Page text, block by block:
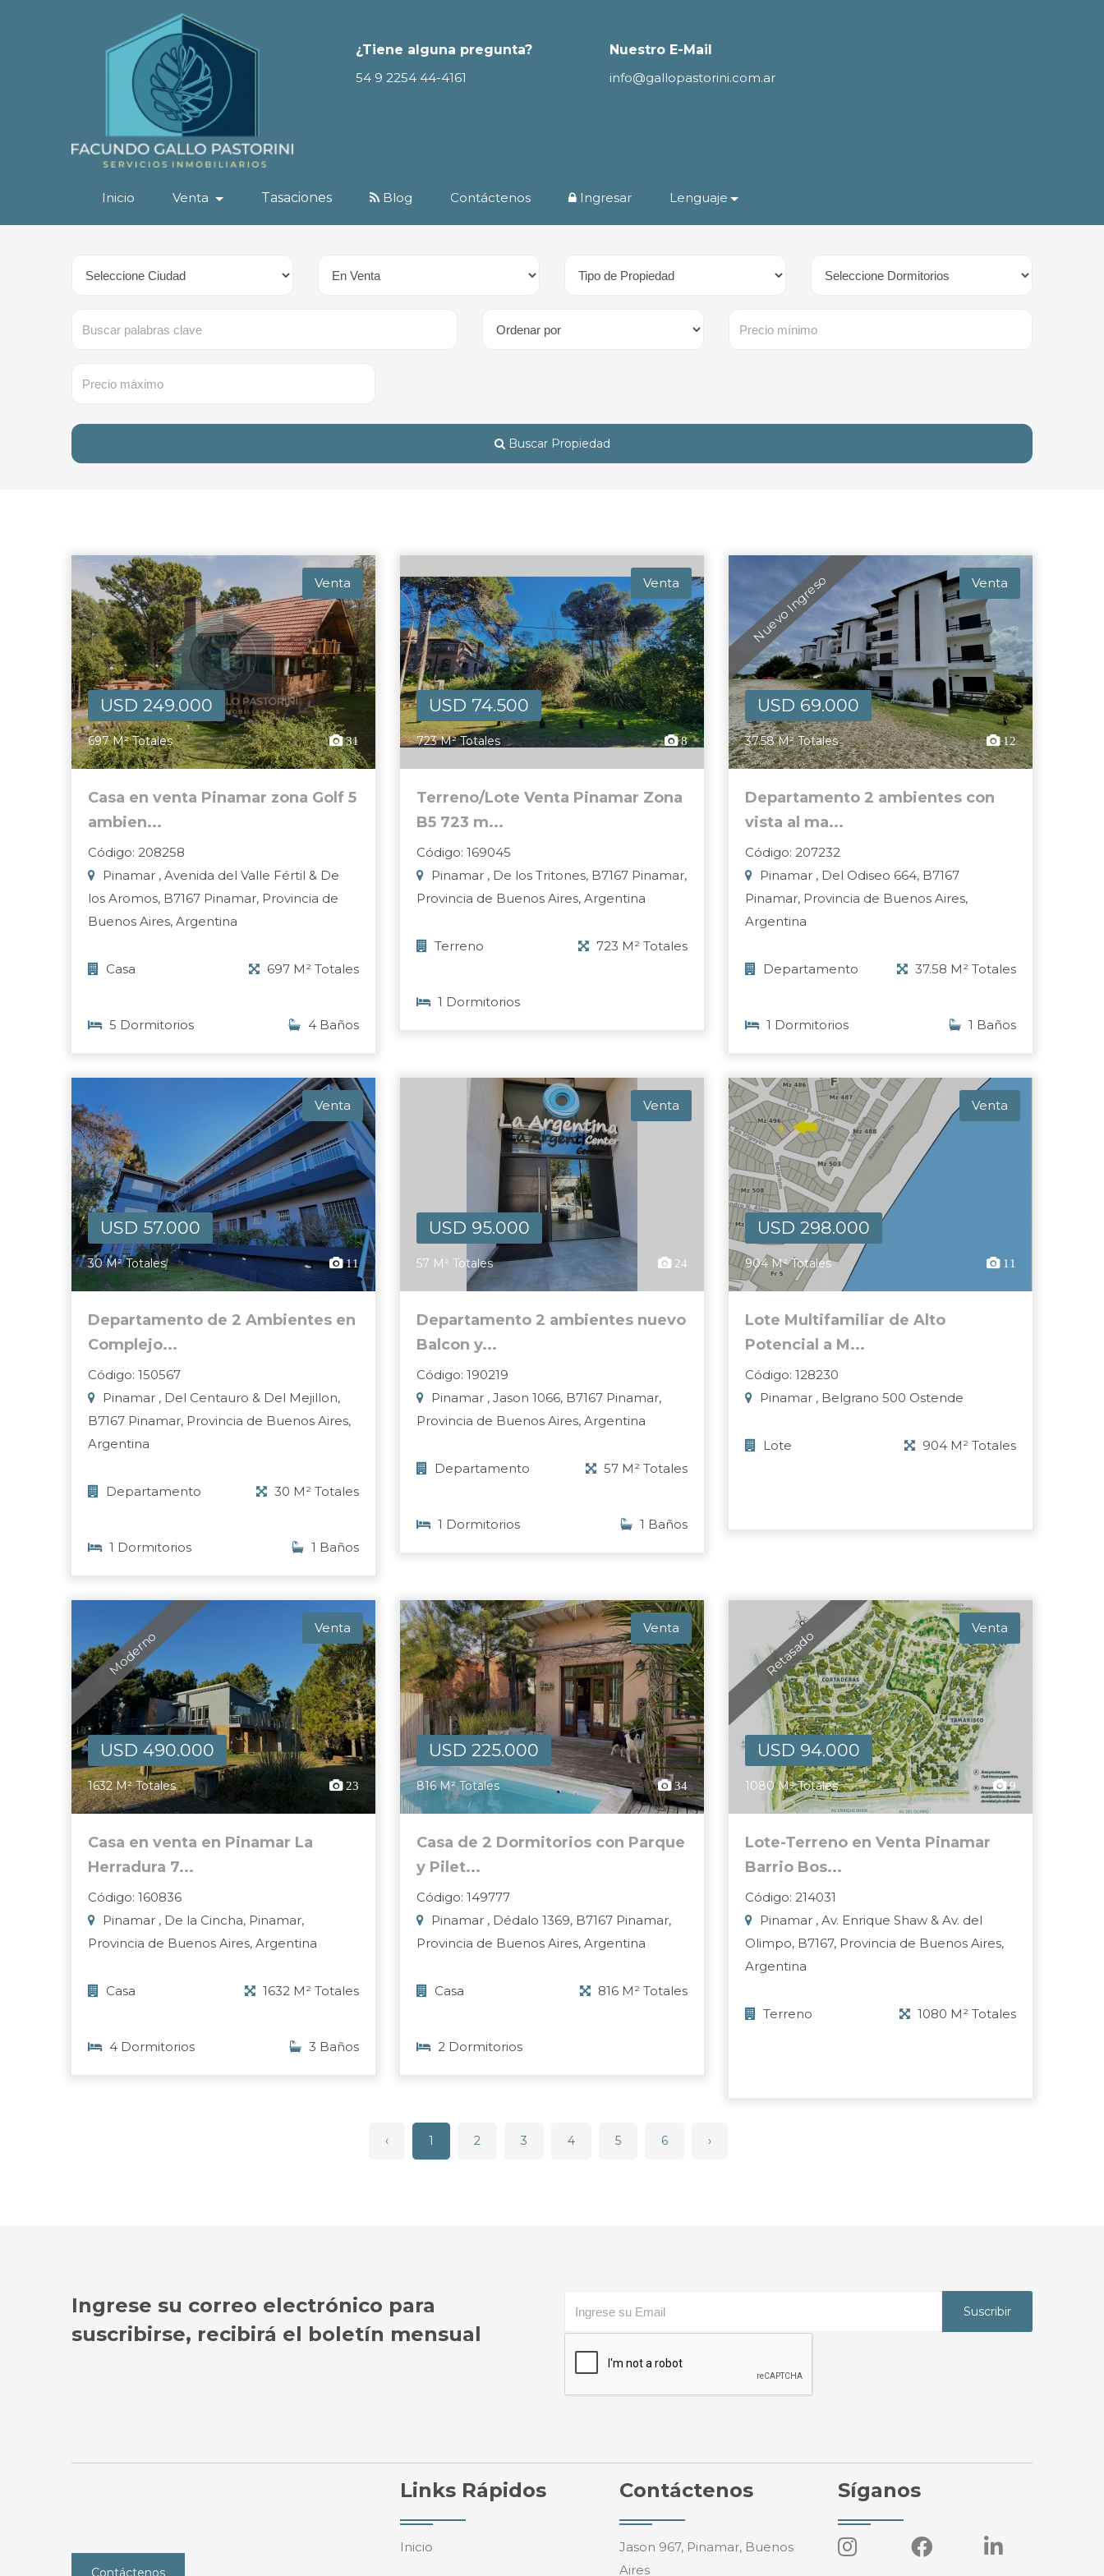
¿Tiene alguna pregunta?
54 9 2254 44-4161
Nuestro E-Mail
info@gallopastorini.com.ar
Inicio Venta Tasaciones Blog Contáctenos Ingresar Lenguaje
Buscar Propiedad
Venta
USD 249.000
697 M² Totales 31
Casa en venta Pinamar zona Golf 5
ambien...
Código: 208258
Pinamar , Avenida del Valle Fértil & De
los Aromos, B7167 Pinamar, Provincia de
Buenos Aires, Argentina
Casa 697 M² Totales
5 Dormitorios 4 Baños
Venta
USD 74.500
723 M² Totales 8
Terreno/Lote Venta Pinamar Zona
B5 723 m...
Código: 169045
Pinamar , De los Tritones, B7167 Pinamar,
Provincia de Buenos Aires, Argentina
Terreno 723 M² Totales
1 Dormitorios
Nuevo Ingreso Venta
USD 69.000
37.58 M² Totales 12
Departamento 2 ambientes con
vista al ma...
Código: 207232
Pinamar , Del Odiseo 664, B7167
Pinamar, Provincia de Buenos Aires,
Argentina
Departamento 37.58 M² Totales
1 Dormitorios 1 Baños
Venta
USD 57.000
30 M² Totales 11
Departamento de 2 Ambientes en
Complejo...
Código: 150567
Pinamar , Del Centauro & Del Mejillon,
B7167 Pinamar, Provincia de Buenos Aires,
Argentina
Departamento 30 M² Totales
1 Dormitorios 1 Baños
Venta
USD 95.000
57 M² Totales 24
Departamento 2 ambientes nuevo
Balcon y...
Código: 190219
Pinamar , Jason 1066, B7167 Pinamar,
Provincia de Buenos Aires, Argentina
Departamento 57 M² Totales
1 Dormitorios 1 Baños
Venta
USD 298.000
904 M² Totales 11
Lote Multifamiliar de Alto
Potencial a M...
Código: 128230
Pinamar , Belgrano 500 Ostende
Lote 904 M² Totales
Moderno
Venta
USD 490.000
1632 M² Totales 23
Casa en venta en Pinamar La
Herradura 7...
Código: 160836
Pinamar , De la Cincha, Pinamar,
Provincia de Buenos Aires, Argentina
Casa 1632 M² Totales
4 Dormitorios 3 Baños
Venta
USD 225.000
816 M² Totales 34
Casa de 2 Dormitorios con Parque
y Pilet...
Código: 149777
Pinamar , Dédalo 1369, B7167 Pinamar,
Provincia de Buenos Aires, Argentina
Casa 816 M² Totales
2 Dormitorios
Retasado Venta
USD 94.000
1080 M² Totales 9
Lote-Terreno en Venta Pinamar
Barrio Bos...
Código: 214031
Pinamar , Av. Enrique Shaw & Av. del
Olimpo, B7167, Provincia de Buenos Aires,
Argentina
Terreno 1080 M² Totales
‹ 1 2 3 4 5 6 ›
Ingrese su correo electrónico para
suscribirse, recibirá el boletín mensual
Suscribir
Contáctenos
Links Rápidos
Inicio
Contáctenos
Jason 967, Pinamar, Buenos
Aires
Síganos